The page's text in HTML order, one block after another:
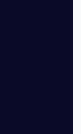
aan bij het team
overzicht
en